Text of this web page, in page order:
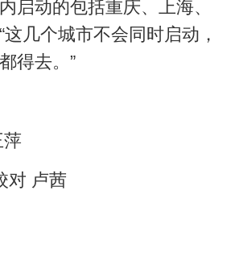
启动的包括重庆、上海、
几个城市不会同时启动，
得去。”
对 卢茜